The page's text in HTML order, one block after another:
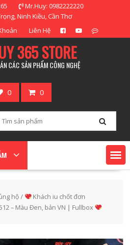
Mr.Huy: 0982222220
Ninh Kiều, Cần Thơ
Liên Hệ
365 STORE
CÁC SẢN PHẨM CÔNG NGHỆ
0 0
hộ /
Khách iu chốt đơn
– Màu Đen, bản VN | Fullbox